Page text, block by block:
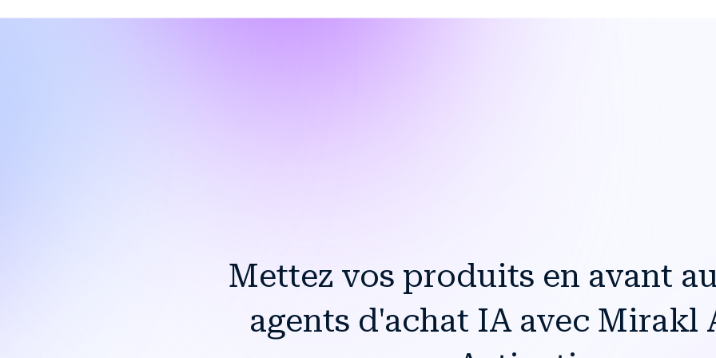
Mettez vos produits en avant
agents d'achat IA avec Mirakl